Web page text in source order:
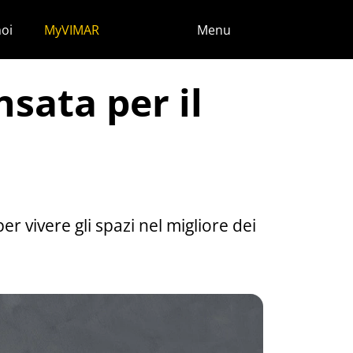
MyVIMAR Menu
per il
vivere gli spazi nel migliore dei